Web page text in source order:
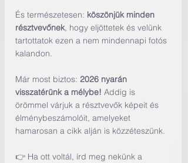
És természetesen: köszönjük minden
résztvevőnek, hogy eljöttetek és velünk
tartottatok ezen a nem mindennapi fotós
kalandon.
Már most biztos: 2026 nyarán
visszatérünk a mélybe! Addig is
örömmel várjuk a résztvevők képeit és
élménybeszámolóit, amelyeket
hamarosan a cikk alján is közzéteszünk.
👉 Ha ott voltál, írd meg nekünk a